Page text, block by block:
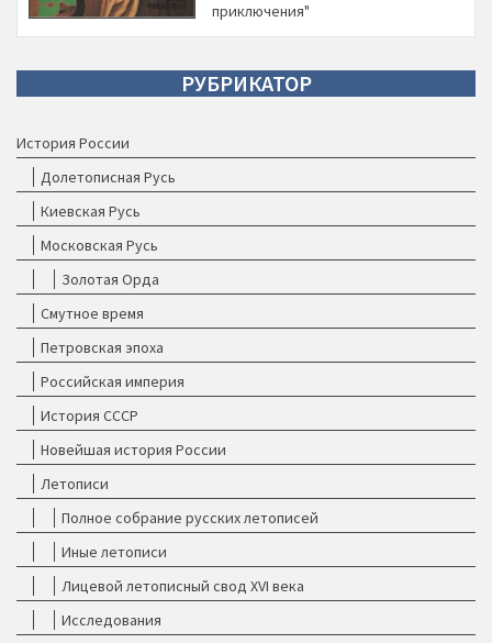
приключения"
РУБРИКАТОР
История России
Долетописная Русь
Киевская Русь
Московская Русь
Золотая Орда
Смутное время
Петровская эпоха
Российская империя
История СССР
Новейшая история России
Летописи
Полное собрание русских летописей
Иные летописи
Лицевой летописный свод XVI века
Исследования